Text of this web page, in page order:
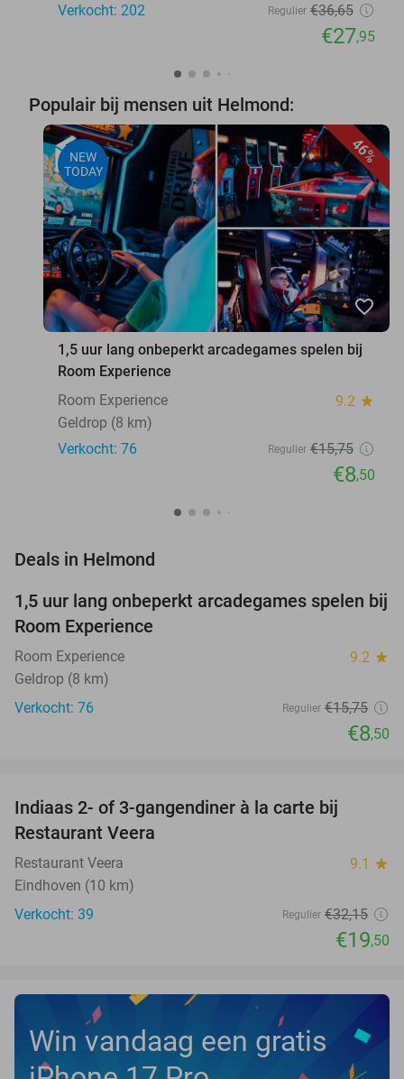
Verkocht: 202 Regulier €36,65
€27,95
Populair bij mensen uit Helmond:
46%
NEW
TODAY
favorite_border
1,5 uur lang onbeperkt arcadegames spelen bij
Room Experience
Room Experience
9.2 star
Geldrop (8 km)
Verkocht: 76
Regulier €15,75
€8,50
Deals in Helmond
46%
TODAY
1,5 uur lang onbeperkt arcadegames spelen bij
Room Experience
Room Experience 9.2 star
Geldrop (8 km)
Verkocht: 76
Regulier €15,75
€8,50
TODAY
Indiaas 2- of 3-gangendiner à la carte bij
Restaurant Veera
Restaurant Veera 9.1 star
Eindhoven (10 km)
Verkocht: 39
Regulier €32,15
€19,50
Win vandaag een gratis